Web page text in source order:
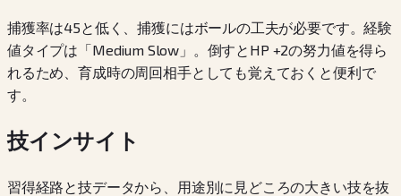
捕獲率は45と低く、捕獲にはボールの工夫が必要です。経験
値タイプは「Medium Slow」。倒すとHP +2の努力値を得ら
れるため、育成時の周回相手としても覚えておくと便利で
す。
技インサイト
習得経路と技データから、用途別に見どころの大きい技を抜